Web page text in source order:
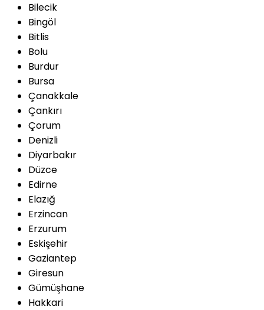
Bilecik
Bingöl
Bitlis
Bolu
Burdur
Bursa
Çanakkale
Çankırı
Çorum
Denizli
Diyarbakır
Düzce
Edirne
Elazığ
Erzincan
Erzurum
Eskişehir
Gaziantep
Giresun
Gümüşhane
Hakkari